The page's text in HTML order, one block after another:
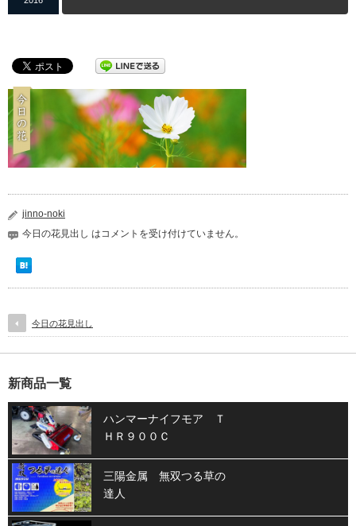
jinno-noki
今日の花見出し はコメントを受け付けていません。
今日の花見出し
新商品一覧
ハンマーナイフモア Ｔ
ＨＲ９００Ｃ
三陽金属 無双つる草の
達人